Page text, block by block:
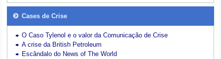
Cases de Crise
O Caso Tylenol e o valor da Comunicação de Crise
A crise da British Petroleum
Escândalo do News of The World